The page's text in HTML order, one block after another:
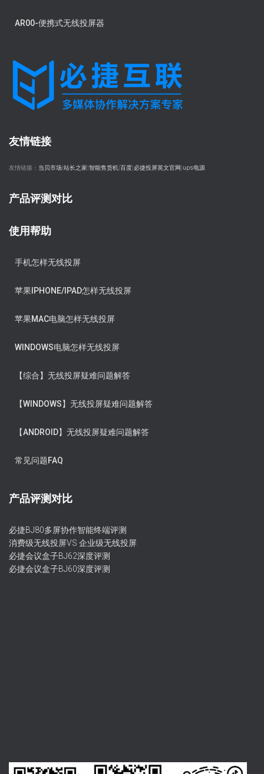
AR00-便携式无线投屏器
友情链接
友情链接： 当贝市场 站长之家 智能售货机 百度 必捷投屏英文官网 ups电源
产品评测对比
使用帮助
手机怎样无线投屏
苹果IPHONE/IPAD怎样无线投屏
苹果MAC电脑怎样无线投屏
WINDOWS电脑怎样无线投屏
【综合】无线投屏疑难问题解答
【WINDOWS】无线投屏疑难问题解答
【ANDROID】无线投屏疑难问题解答
常见问题FAQ
产品评测对比
必捷BJ80多屏协作智能终端评测
消费级无线投屏VS 企业级无线投屏
必捷会议盒子BJ62深度评测
必捷会议盒子BJ60深度评测